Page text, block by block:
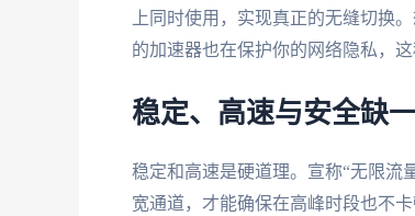
上同时使用，实现真正的无缝切换
的加速器也在保护你的网络隐私，
稳定、高速与安全缺一
稳定和高速是硬道理。宣称“无限流
宽通道，才能确保在高峰时段也不